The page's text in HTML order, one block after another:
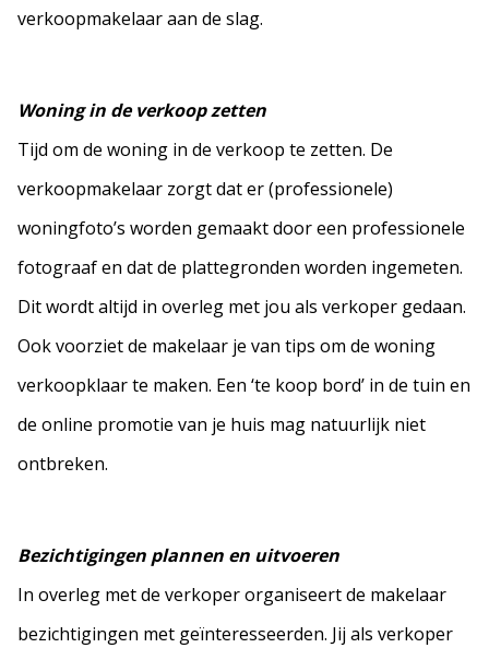
verkoopmakelaar aan de slag.
Woning in de verkoop zetten
Tijd om de woning in de verkoop te zetten. De
verkoopmakelaar zorgt dat er (professionele)
woningfoto’s worden gemaakt door een professionele
fotograaf en dat de plattegronden worden ingemeten.
Dit wordt altijd in overleg met jou als verkoper gedaan.
Ook voorziet de makelaar je van tips om de woning
verkoopklaar te maken. Een ‘te koop bord’ in de tuin en
de online promotie van je huis mag natuurlijk niet
ontbreken.
Bezichtigingen plannen en uitvoeren
In overleg met de verkoper organiseert de makelaar
bezichtigingen met geïnteresseerden. Jij als verkoper